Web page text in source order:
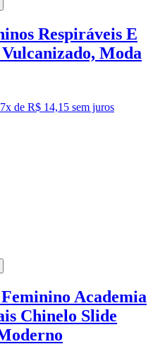
Respiráveis E
Moda
7x de R$ 14,15 sem juros
Academia
Chinelo Slide